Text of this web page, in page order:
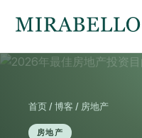
首页 / 博客 / 房地产
房地产